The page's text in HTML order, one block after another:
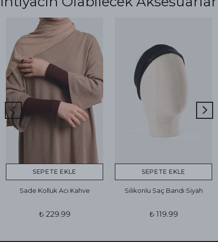
SEPETE EKLE
Sade Kolluk Acı Kahve
₺ 229.99
SEPETE EKLE
Silikonlu Saç Bandı Siyah
₺ 119.99